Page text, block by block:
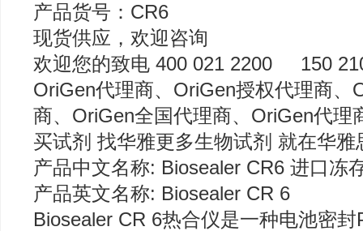
产品货号：CR6
现货供应，欢迎咨询
欢迎您的致电 400 021 2200 150
OriGen代理商、OriGen授权代理商
商、OriGen全国代理商、OriGen代理
买试剂 找华雅更多生物试剂 就在华
产品中文名称: Biosealer CR6 进口冻
产品英文名称: Biosealer CR 6
Biosealer CR 6热合仪是一种电池密